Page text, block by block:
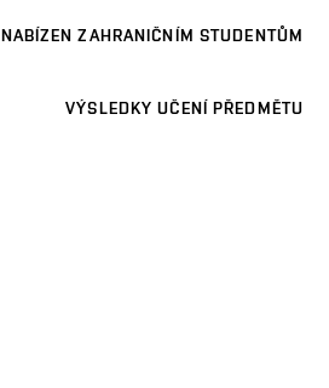
NABÍZEN ZAHRANIČNÍM STUDENTŮM
VÝSLEDKY UČENÍ PŘEDMĚTU